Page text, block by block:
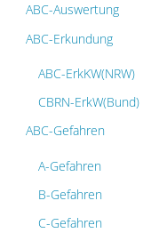
ABC-Auswertung
ABC-Erkundung
ABC-ErkKW(NRW)
CBRN-ErkW(Bund)
ABC-Gefahren
A-Gefahren
B-Gefahren
C-Gefahren